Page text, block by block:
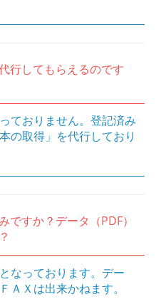
行してもらえるのです
ておりません。登記済み
の取得」を代行しており
ですか？データ（PDF）
なっております。デー
ＡＸは出来かねます。